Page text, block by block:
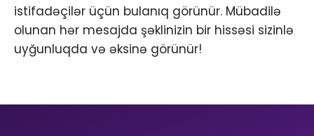
istifadəçilər üçün bulanıq görünür. Mübadilə
olunan hər mesajda şəklinizin bir hissəsi sizinlə
uyğunluqda və əksinə görünür!